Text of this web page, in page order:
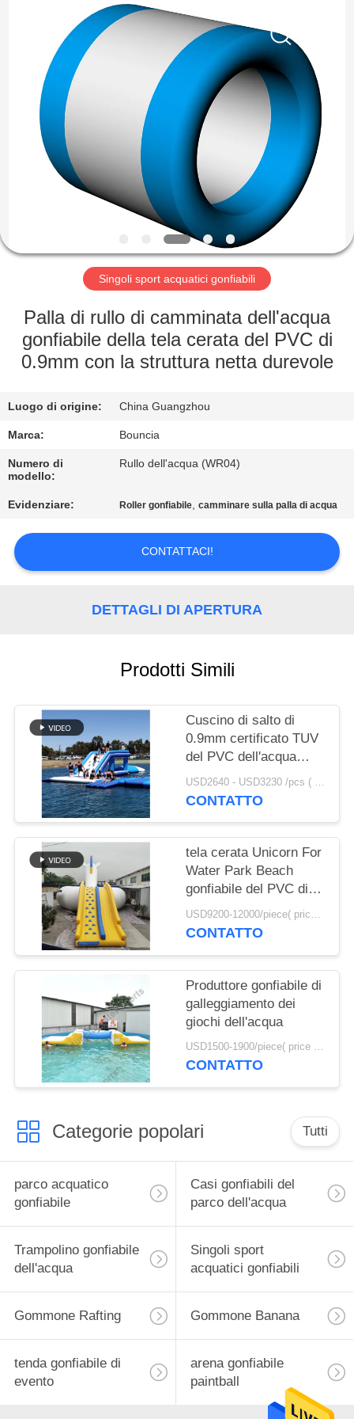
CASA
PRODOTTI
VIDEO
CIRCA
NOI
GIRO
DELLA
FABBRICA
CONTROLLO
DI
QUALITÀ
CONTATTICI
RICHIEDA
CITAZIONE
SITO
PRIVACY
POLICY
Singoli sport acquatici gonfiabili
Palla di rullo di camminata dell'acqua
gonfiabile della tela cerata del PVC di
0.9mm con la struttura netta durevole
Luogo di origine: China Guangzhou
Marca: Bouncia
Numero di
modello:
Rullo dell'acqua (WR04)
Evidenziare: Roller gonfiabile,camminare sulla palla di acqua
CONTATTACI!
DETTAGLI DI APERTURA
Prodotti Simili
Cuscino di salto di
0.9mm certificato TUV
del PVC dell'acqua
gonfiabile UV anti-
della tela cerata da
USD2640 - USD3230 /pcs ( price just for reference, detailed prices need to be confirmed） MOQ:1PC
CONTATTO
tela cerata Unicorn For
Water Park Beach
gonfiabile del PVC di
0.9mm
USD9200-12000/piece( price just for reference, detailed prices need to be confirmed) MOQ:1PC
CONTATTO
Produttore gonfiabile di
galleggiamento dei
giochi dell'acqua
USD1500-1900/piece( price just for reference, detailed prices need to be confirmed) MOQ:1PC
CONTATTO
Categorie popolari Tutti
parco acquatico
gonfiabile
Casi gonfiabili del
parco dell'acqua
Trampolino gonfiabile
dell'acqua
Singoli sport
acquatici gonfiabili
Gommone Rafting Gommone Banana
tenda gonfiabile di
evento
arena gonfiabile
paintball